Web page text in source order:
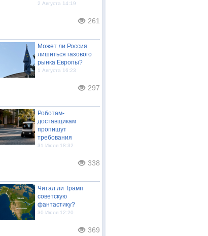
2 Августа 14:19
261
Может ли Россия
лишиться газового
рынка Европы?
1 Августа 16:23
297
Роботам-
доставщикам
пропишут
требования
31 Июля 18:32
338
Читал ли Трамп
советскую
фантастику?
30 Июля 12:20
369